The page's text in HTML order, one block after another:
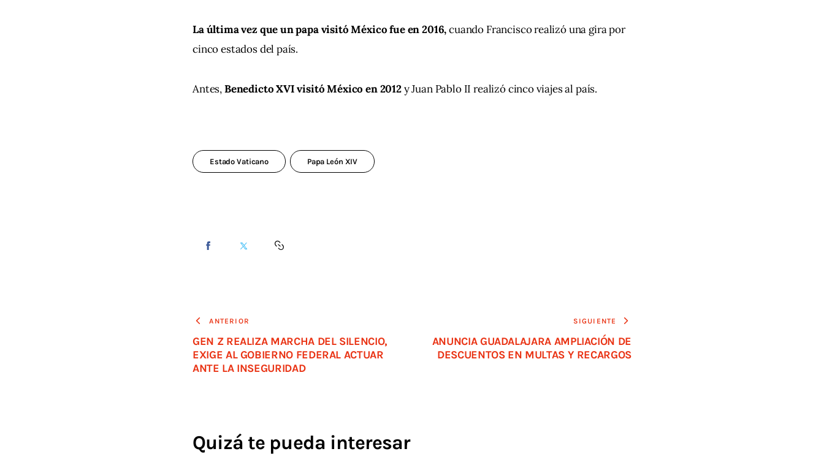
La última vez que un papa visitó México fue en 2016, cuando Francisco realizó una gira por
cinco estados del país.
Antes, Benedicto XVI visitó México en 2012 y Juan Pablo II realizó cinco viajes al país.
Estado Vaticano Papa León XIV
ANTERIOR
GEN Z REALIZA MARCHA DEL SILENCIO,
EXIGE AL GOBIERNO FEDERAL ACTUAR
ANTE LA INSEGURIDAD
SIGUIENTE
ANUNCIA GUADALAJARA AMPLIACIÓN DE
DESCUENTOS EN MULTAS Y RECARGOS
Quizá te pueda interesar